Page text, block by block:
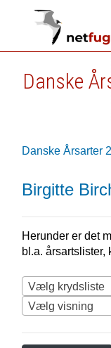
Danske
Danske Årsarter
Birgitte
Herunder er det
bl.a. årsartslister,
Vælg krydsliste
Vælg visning